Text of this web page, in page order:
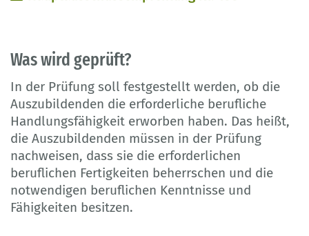
Was wird geprüft?
In der Prüfung soll festgestellt werden, ob die
Auszubildenden die erforderliche berufliche
Handlungsfähigkeit erworben haben. Das heißt,
die Auszubildenden müssen in der Prüfung
nachweisen, dass sie die erforderlichen
beruflichen Fertigkeiten beherrschen und die
notwendigen beruflichen Kenntnisse und
Fähigkeiten besitzen.